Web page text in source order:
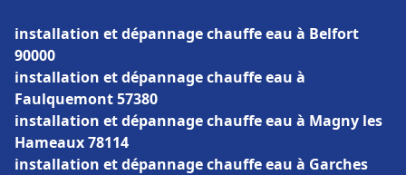
installation et dépannage chauffe eau à Belfort
90000
installation et dépannage chauffe eau à
Faulquemont 57380
installation et dépannage chauffe eau à Magny les
Hameaux 78114
installation et dépannage chauffe eau à Garches